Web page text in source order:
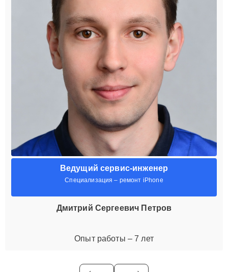
Ведущий сервис-инженер
Специализация – ремонт iPhone
Дмитрий Сергеевич Петров
Опыт работы – 7 лет